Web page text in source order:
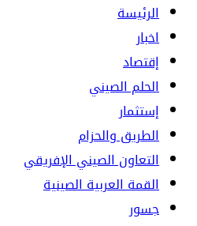
الرئيسة
اخبار
إقتصاد
الحلم الصيني
إستثمار
الطريق والحزام
التعاون الصيني الإفريقي
القمة العربية الصينية
جسور